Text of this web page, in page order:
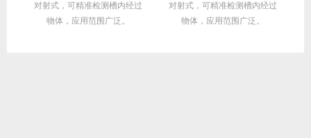
对射式，可精准检测槽内经过
物体，应用范围广泛。
对射式，可精准检测槽内经过
物体，应用范围广泛。